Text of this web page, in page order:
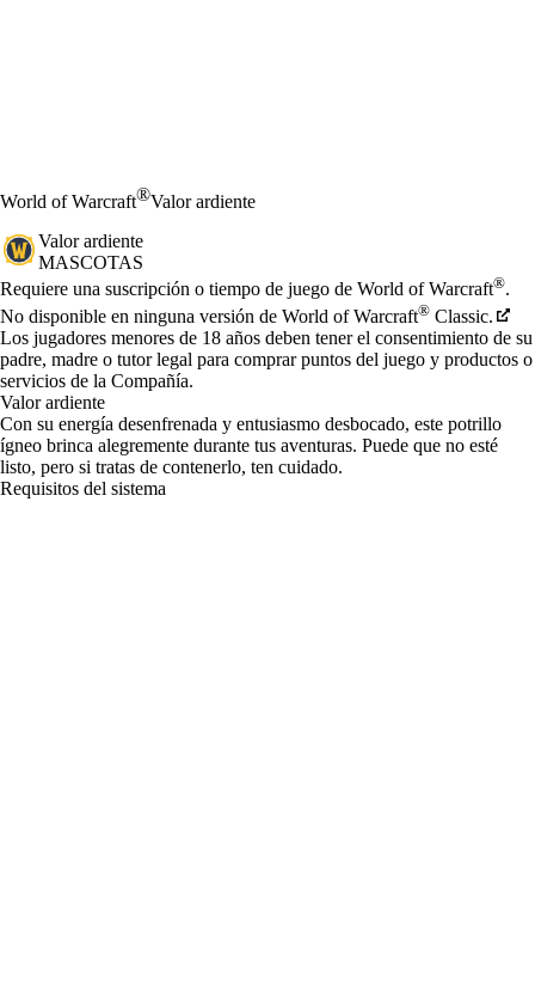
World of Warcraft®Valor ardiente
Valor ardiente
MASCOTAS
Precio
Available actions
Requiere una suscripción o tiempo de juego de World of Warcraft®.
No disponible en ninguna versión de World of Warcraft® Classic.
Los jugadores menores de 18 años deben tener el consentimiento de su
padre, madre o tutor legal para comprar puntos del juego y productos o
servicios de la Compañía.
Valor ardiente
Con su energía desenfrenada y entusiasmo desbocado, este potrillo
ígneo brinca alegremente durante tus aventuras. Puede que no esté
listo, pero si tratas de contenerlo, ten cuidado.
Requisitos del sistema